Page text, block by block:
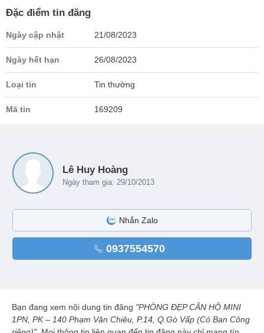
Đặc điểm tin đăng
Ngày cập nhật 21/08/2023
Ngày hết hạn 26/08/2023
Loại tin Tin thường
Mã tin 169209
Lê Huy Hoàng
Ngày tham gia: 29/10/2013
Nhắn Zalo
0937554570
Bạn đang xem nội dung tin đăng "PHÒNG ĐẸP CĂN HỘ MINI
1PN, PK – 140 Phạm Văn Chiêu, P.14, Q.Gò Vấp (Có Ban Công